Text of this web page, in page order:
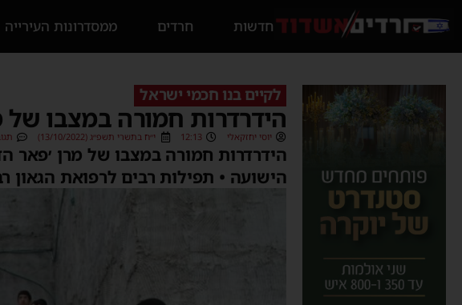
חדשות חרדים ממסדרונות העירייה
לקיים בנו חכמי ישראל
הידרדרות חמורה במצבו של
יוסי יחזקאלי 12:13 י״ח בתשרי תשפ״ג (13/10/2022)
הידרדרות חמורה במצבו של מרן ׳פאר
הישועה • תפילות רבים לרפואת הגאון